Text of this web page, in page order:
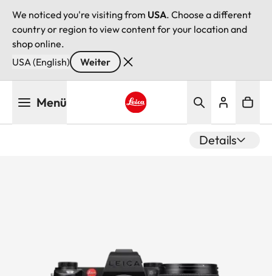
We noticed you're visiting from USA. Choose a different
country or region to view content for your location and
shop online.
USA (English)
Weiter
Menü
Details